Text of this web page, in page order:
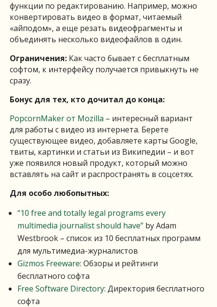
функции по редактированию. Например, можно
конвертировать видео в формат, читаемый
«айподом», а еще резать видеофрагменты и
объединять несколько видеофайлов в один.
Ограничения: Как часто бывает с бесплатным
софтом, к интерфейсу получается привыкнуть не
сразу.
Бонус для тех, кто дочитал до конца:
PopcornMaker от Mozilla – интересный вариант
для работы с видео из интернета. Берете
существующее видео, добавляете карты Google,
твиты, картинки и статьи из Википедии – и вот
уже появился новый продукт, который можно
вставлять на сайт и распространять в соцсетях.
Для особо любопытных:
“10 free and totally legal programs every
multimedia journalist should have” by Adam
Westbrook – список из 10 бесплатных программ
для мультимедиа-журналистов
Gizmos Freeware: Обзоры и рейтинги
бесплатного софта
Free Software Directory: Директория бесплатного
софта